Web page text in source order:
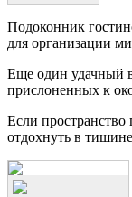
Подоконник
для организации
Еще один удачный
прислоненных к
Если пространство
отдохнуть в